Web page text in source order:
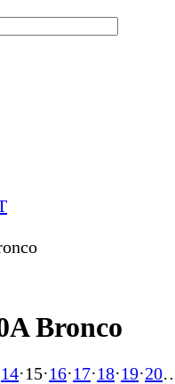
Bronco
14·15·16·17·18·19·20